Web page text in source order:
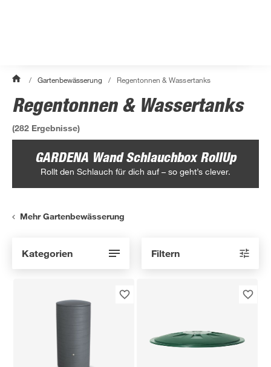
/ Gartenbewässerung / Regentonnen & Wassertanks
Regentonnen & Wassertanks
(282 Ergebnisse)
GARDENA Wand Schlauchbox RollUp
Rollt den Schlauch für dich auf – so geht’s clever.
Mehr Gartenbewässerung
Kategorien Filtern